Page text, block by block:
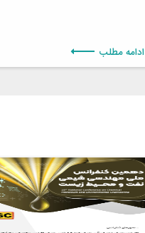
ادامه مطلب